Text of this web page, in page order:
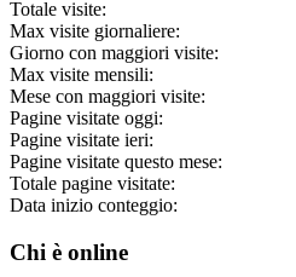
Totale visite:
Max visite giornaliere:
Giorno con maggiori visite:
Max visite mensili:
Mese con maggiori visite:
Pagine visitate oggi:
Pagine visitate ieri:
Pagine visitate questo mese:
Totale pagine visitate:
Data inizio conteggio:
Chi è online